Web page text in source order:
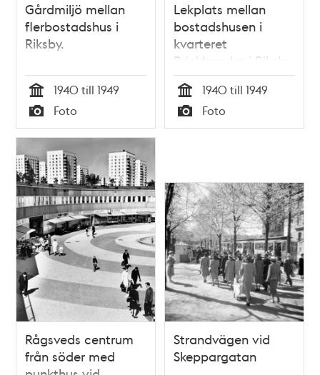
Gårdmiljö mellan
flerbostadshus i
Riksby.
Tid
1940 till 1949
Typ
Foto
Lekplats mellan
bostadshusen i
kvarteret
Brickbandet i Riksby.
Tid
1940 till 1949
Typ
Foto
Rågsveds centrum
från söder med
Strandvägen vid
Skeppargatan